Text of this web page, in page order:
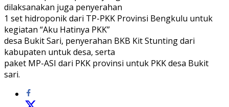
dilaksanakan juga penyerahan
1 set hidroponik dari TP-PKK Provinsi Bengkulu untuk
kegiatan “Aku Hatinya PKK”
desa Bukit Sari, penyerahan BKB Kit Stunting dari
kabupaten untuk desa, serta
paket MP-ASI dari PKK provinsi untuk PKK desa Bukit
sari.